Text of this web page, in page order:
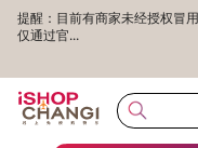
提醒：目前有商家未经授权冒
仅通过官...